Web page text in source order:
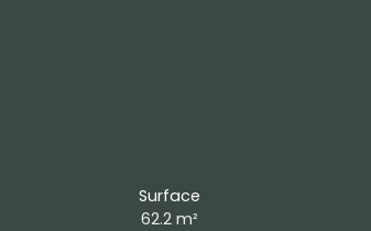
Surface
62.2 m²